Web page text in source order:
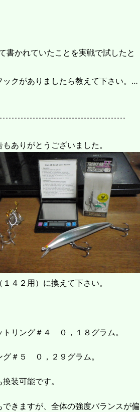
かれていたことを実戦で試したと
クがありましたら教えて下さい。…
もありがとうございました。
４２用）に換えて下さい。
ング＃４ ０，１８グラム。
５ ０，２９グラム。
可能です。
きますが、全体の強度バランスが偏